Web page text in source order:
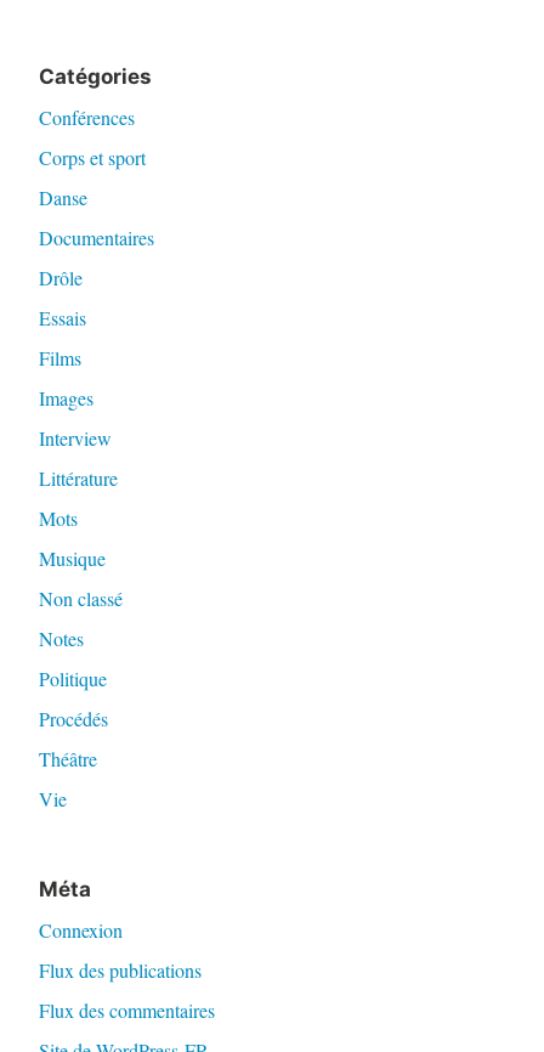
Catégories
Conférences
Corps et sport
Danse
Documentaires
Drôle
Essais
Films
Images
Interview
Littérature
Mots
Musique
Non classé
Notes
Politique
Procédés
Théâtre
Vie
Méta
Connexion
Flux des publications
Flux des commentaires